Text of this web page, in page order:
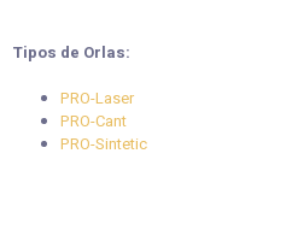
Tipos de Orlas:
PRO-Laser
PRO-Cant
PRO-Sintetic